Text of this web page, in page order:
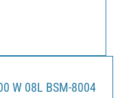
W 08L BSM-8004